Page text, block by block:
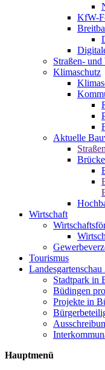
KfW-
Straßen-
Klimaschutz
Aktuelle
Wirtschaft
Tourismus
Landesgartenschau
Stadtpark in
Büdingen
Projekte in
Hauptmenü